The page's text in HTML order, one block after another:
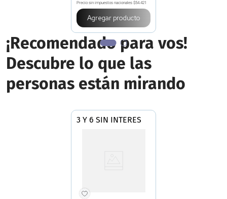
Precio sin impuestos nacionales $54.421
Agregar producto
¡Recomendado para vos!
Descubre lo que las
personas están mirando
3 Y 6 SIN INTERES